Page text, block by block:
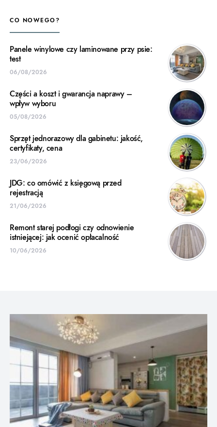
CO NOWEGO?
Panele winylowe czy laminowane przy psie:
test
06/08/2026
Części a koszt i gwarancja naprawy –
wpływ wyboru
05/08/2026
Sprzęt jednorazowy dla gabinetu: jakość,
certyfikaty, cena
23/06/2026
JDG: co omówić z księgową przed
rejestracją
21/06/2026
Remont starej podłogi czy odnowienie
istniejącej: jak ocenić opłacalność
10/06/2026